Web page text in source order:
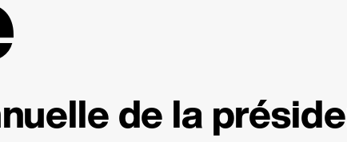
de la